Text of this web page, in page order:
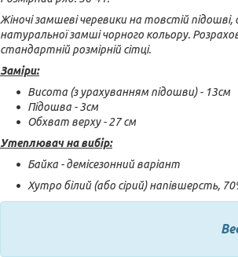
Жіночі замшеві черевики на товстій
натуральної замші чорного кольору.
стандартній розмірній сітці.
Заміри:
Висота (з урахуванням підошви) - 13см
Підошва - 3см
Обхват верху - 27 см
Утеплювач на вибір:
Байка - демісезонний варіант
Хутро білий (або сірий) напівшерсть,